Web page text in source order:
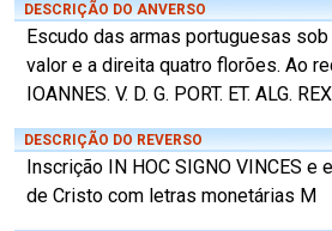
DESCRIÇÃO DO ANVERSO
Escudo das armas portuguesas
valor e a direita quatro florões. Ao
IOANNES. V. D. G. PORT. ET. ALG. REX
DESCRIÇÃO DO REVERSO
Inscrição IN HOC SIGNO VINCES e
de Cristo com letras monetárias M